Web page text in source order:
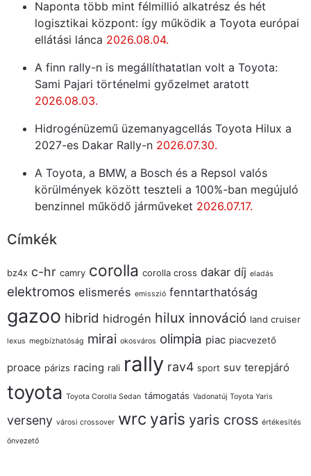
Naponta több mint félmillió alkatrész és hét
logisztikai központ: így működik a Toyota európai
ellátási lánca 2026.08.04.
A finn rally-n is megállíthatatlan volt a Toyota:
Sami Pajari történelmi győzelmet aratott
2026.08.03.
Hidrogénüzemű üzemanyagcellás Toyota Hilux a
2027-es Dakar Rally-n 2026.07.30.
A Toyota, a BMW, a Bosch és a Repsol valós
körülmények között teszteli a 100%-ban megújuló
benzinnel működő járműveket 2026.07.17.
Címkék
bz4x c-hr camry corolla corolla cross dakar díj eladás
elektromos elismerés emisszió fenntarthatóság
gazoo hibrid hidrogén hilux innováció land cruiser
lexus megbízhatóság mirai okosváros olimpia piac piacvezető
proace párizs racing rali rally rav4 sport suv terepjáró
toyota Toyota Corolla Sedan támogatás Vadonatúj Toyota Yaris
verseny városi crossover wrc yaris yaris cross értékesítés
önvezető